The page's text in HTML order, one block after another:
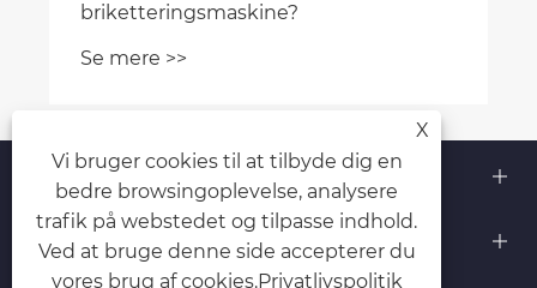
briketteringsmaskine?
Se mere >>
Om os
Produkter
X
Vi bruger cookies til at tilbyde dig en
bedre browsingoplevelse, analysere
trafik på webstedet og tilpasse indhold.
Ved at bruge denne side accepterer du
vores brug af cookies.Privatlivspolitik